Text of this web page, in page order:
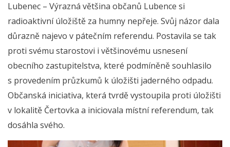
Lubenec – Výrazná většina občanů Lubence si
radioaktivní úložiště za humny nepřeje. Svůj názor dala
důrazně najevo v pátečním referendu. Postavila se tak
proti svému starostovi i většinovému usnesení
obecního zastupitelstva, které podmíněně souhlasilo
s provedením průzkumů k úložišti jaderného odpadu.
Občanská iniciativa, která tvrdě vystoupila proti úložišti
v lokalitě Čertovka a iniciovala místní referendum, tak
dosáhla svého.